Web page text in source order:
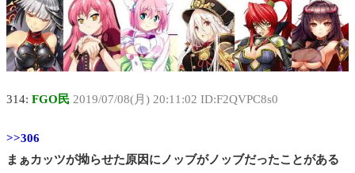
314: FGO民 2019/07/08(月) 20:11:02 ID:F2QVPC8s0
>>306
まぁカッツが拗らせた原因にノッブがノッブだったことがある